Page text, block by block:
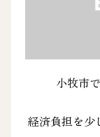
小牧市
経済負担を少